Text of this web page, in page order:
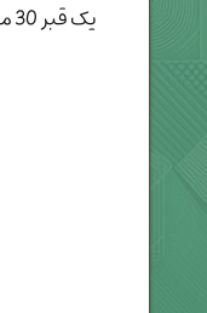
یک قبر 30 متری دیگری نیز در انگلستان وجود دارد که البته متعلق به 19 ملوان آلمانی غرق شده در سال 1914 میلادی است: